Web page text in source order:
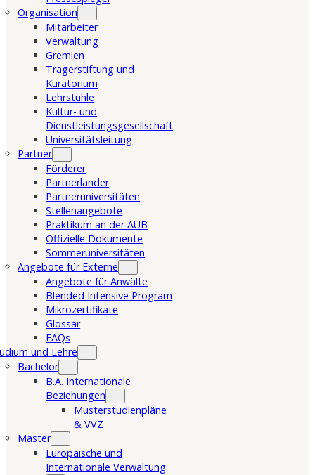
Organisation
Mitarbeiter
Verwaltung
Gremien
Trägerstiftung und
Kuratorium
Lehrstühle
Kultur- und
Dienstleistungsgesellschaft
Universitätsleitung
Partner
Förderer
Partnerländer
Partneruniversitäten
Stellenangebote
Praktikum an der AUB
Offizielle Dokumente
Sommeruniversitäten
Angebote für Externe
Angebote für Anwälte
Blended Intensive Program
Mikrozertifikate
Glossar
FAQs
und Lehre
Bachelor
B.A. Internationale
Beziehungen
Musterstudienpläne
& VVZ
Master
Europäische und
Internationale Verwaltung